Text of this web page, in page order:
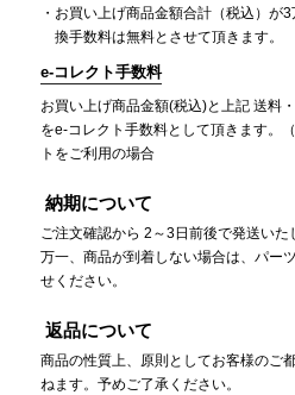
お買い上げ商品金額合計（税込）が3
換手数料は無料とさせて頂きます。
e-コレクト手数料
お買い上げ商品金額(税込)と上記 送料
をe-コレクト手数料として頂きます。
トをご利用の場合
納期について
ご注文確認から 2～3日前後で発送いた
万一、商品が到着しない場合は、パー
せください。
返品について
商品の性質上、原則としてお客様のご
ねます。予めご了承ください。